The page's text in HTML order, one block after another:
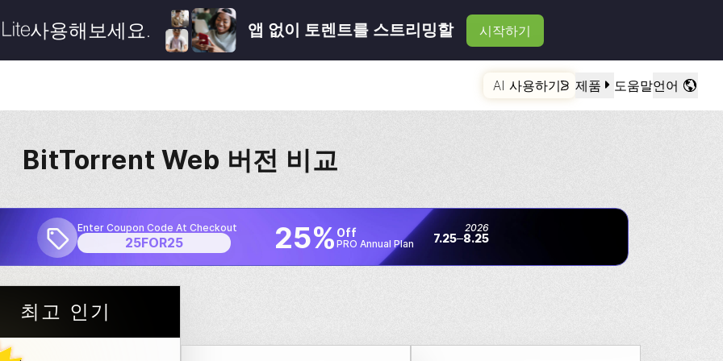
사용해보세요. 앱 없이 토렌트를 스트리밍할 시작하기
AI 사용하기 제품 도움말언어
BitTorrent Web 버전 비교
Enter Coupon Code At Checkout
25FOR25 25% Off
PRO Annual Plan
2026
7.25 8.25
최고 인기